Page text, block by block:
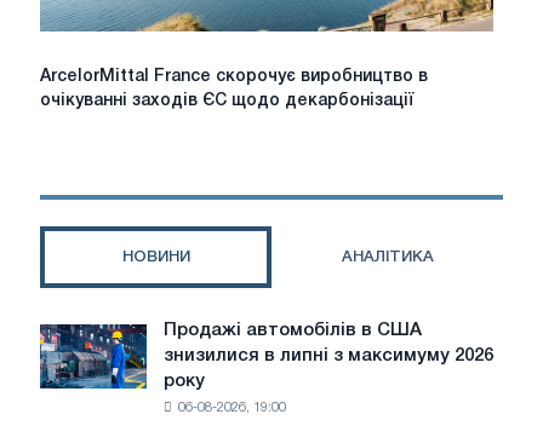
ArcelorMittal
France
очікуванні
ArcelorMittal France скорочує виробництво в
очікуванні заходів ЄС щодо декарбонізації
НОВИНИ АНАЛІТИКА
Продажі
автомобілів
в
Продажі автомобілів в США
знизилися в липні з максимуму 2026
року
06-08-2026, 19:00